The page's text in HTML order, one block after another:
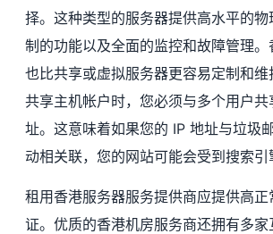
择。这种类型的服务器提供高水平的
制的功能以及全面的监控和故障管理
也比共享或虚拟服务器更容易定制和维
共享主机帐户时，您必须与多个用户
址。这意味着如果您的 IP 地址与垃圾
动相关联，您的网站可能会受到搜索引
租用香港服务器服务提供商应提供高
证。优质的香港机房服务商还拥有多家